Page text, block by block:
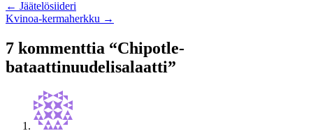
← Jäätelösiideri
Kvinoa-kermaherkku →
7 kommenttia “Chipotle-
bataattinuudelisalaatti”